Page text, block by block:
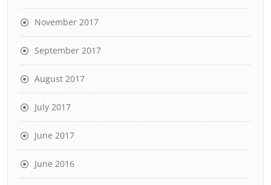
November 2017
September 2017
August 2017
July 2017
June 2017
June 2016